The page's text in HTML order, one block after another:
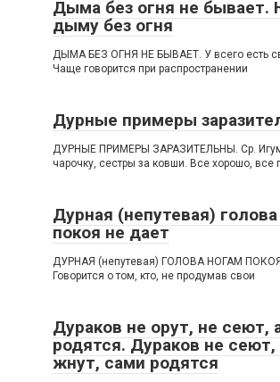
Дыма без огня не бывает.
дыму без огня
ДЫМА БЕЗ ОГНЯ НЕ БЫВАЕТ. У всего есть
Чаще говорится при распространении
Дурные примеры
ДУРНЫЕ ПРИМЕРЫ ЗАРАЗИТЕЛЬНЫ. Ср.
чарочку, сестры за ковши. Все хорошо, все
Дурная (непутевая)
покоя не дает
ДУРНАЯ (непутевая) ГОЛОВА НОГАМ
Говорится о том, кто, не продумав свои
Дураков не орут, не сеют,
родятся. Дураков не сеют,
жнут, сами родятся